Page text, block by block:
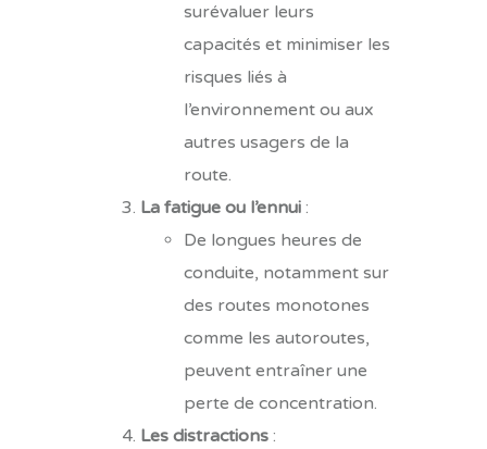
surévaluer leurs
capacités et minimiser les
risques liés à
l’environnement ou aux
autres usagers de la
route.
La fatigue ou l’ennui :
De longues heures de
conduite, notamment sur
des routes monotones
comme les autoroutes,
peuvent entraîner une
perte de concentration.
Les distractions :